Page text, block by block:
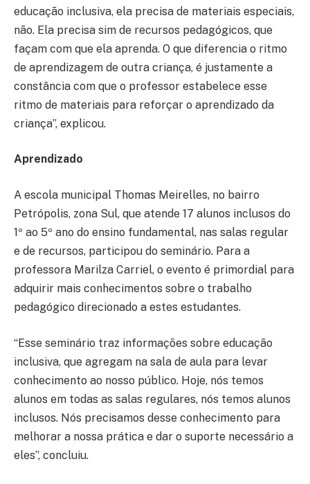
educação inclusiva, ela precisa de materiais especiais,
não. Ela precisa sim de recursos pedagógicos, que
façam com que ela aprenda. O que diferencia o ritmo
de aprendizagem de outra criança, é justamente a
constância com que o professor estabelece esse
ritmo de materiais para reforçar o aprendizado da
criança”, explicou.
Aprendizado
A escola municipal Thomas Meirelles, no bairro
Petrópolis, zona Sul, que atende 17 alunos inclusos do
1º ao 5º ano do ensino fundamental, nas salas regular
e de recursos, participou do seminário. Para a
professora Marilza Carriel, o evento é primordial para
adquirir mais conhecimentos sobre o trabalho
pedagógico direcionado a estes estudantes.
“Esse seminário traz informações sobre educação
inclusiva, que agregam na sala de aula para levar
conhecimento ao nosso público. Hoje, nós temos
alunos em todas as salas regulares, nós temos alunos
inclusos. Nós precisamos desse conhecimento para
melhorar a nossa prática e dar o suporte necessário a
eles”, concluiu.